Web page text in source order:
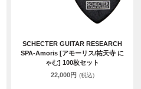
SCHECTER GUITAR RESEARCH
SPA-Amoris [アモーリス/祐天寺 に
ゃむ] 100枚セット
22,000円 (税込)